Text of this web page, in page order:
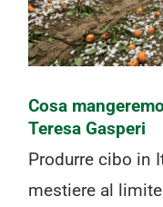
Cosa
Teresa Gasperi
Produrre cibo in
mestiere al limite